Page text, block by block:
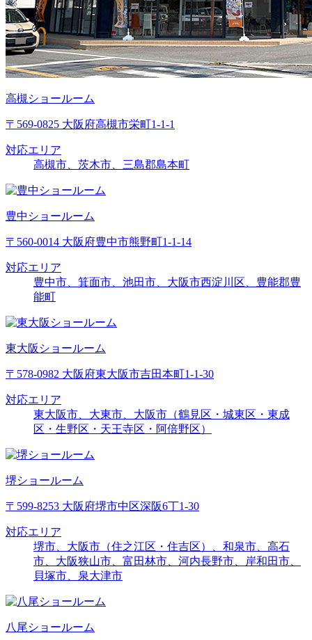
高槻ショールーム
〒569-0825 大阪府高槻市栄町1-1-1
対応エリア
高槻市、茨木市、三島郡島本町
豊中ショールーム
〒560-0014 大阪府豊中市熊野町1-1-14
対応エリア
豊中市、箕面市、池田市、大阪市西淀川区、豊能郡豊
能町
東大阪ショールーム
〒578-0982 大阪府東大阪市吉田本町1-1-30
対応エリア
東大阪市、大東市、大阪市（鶴見区・城東区・東成
区・生野区・天王寺区・阿倍野区）
堺ショールーム
〒599-8253 大阪府堺市中区深阪6丁1-30
対応エリア
堺市、大阪市（住之江区・住吉区）、和泉市、高石
市、大阪狭山市、富田林市、河内長野市、岸和田市、
貝塚市、泉大津市
八尾ショールーム